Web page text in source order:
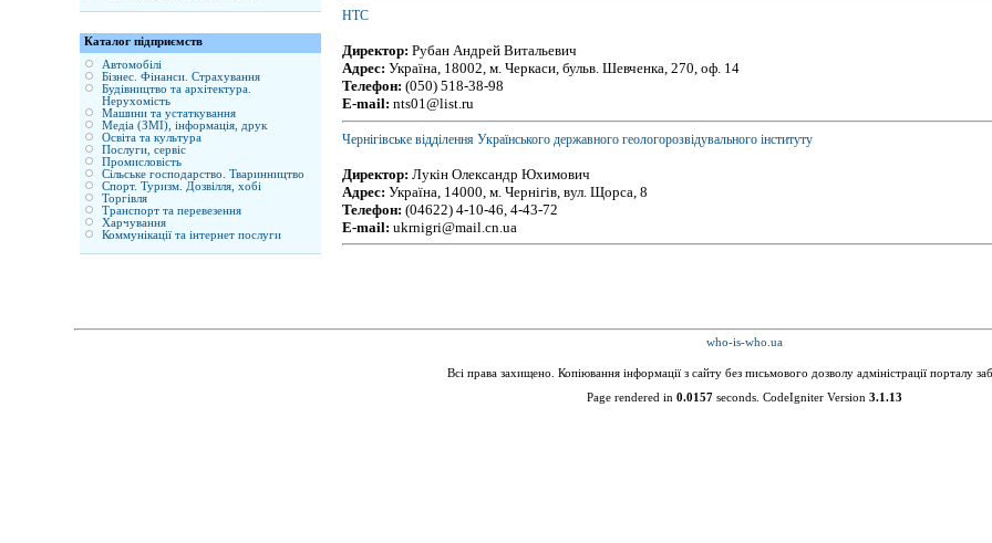
НТС
Директор: Рубан Андрей Витальевич
Адрес: Україна, 18002, м. Черкаси, бульв. Шевченка, 270, оф. 14
Телефон: (050) 518-38-98
E-mail: nts01@list.ru
Чернігівське відділення Українського державного геологорозвідувального інституту
Директор: Лукін Олександр Юхимович
Адрес: Україна, 14000, м. Чернігів, вул. Щорса, 8
Телефон: (04622) 4-10-46, 4-43-72
E-mail: ukrnigri@mail.cn.ua
Каталог підприємств
Автомобілі
Бізнес. Фінанси. Страхування
Будівництво та архітектура.
Нерухомість
Машини та устаткування
Медіа (ЗМІ), інформація, друк
Освіта та культура
Послуги, сервіс
Промисловість
Сільське господарство. Тваринництво
Спорт. Туризм. Дозвілля, хобі
Торгівля
Транспорт та перевезення
Харчування
Коммунікації та інтернет послуги
who-is-who.ua
Всі права захищено. Копіювання інформації з сайту без письмового дозволу адміністрації порталу
Page rendered in 0.0157seconds. CodeIgniter Version 3.1.13